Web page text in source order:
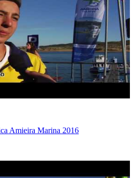
Amieira Marina 2016